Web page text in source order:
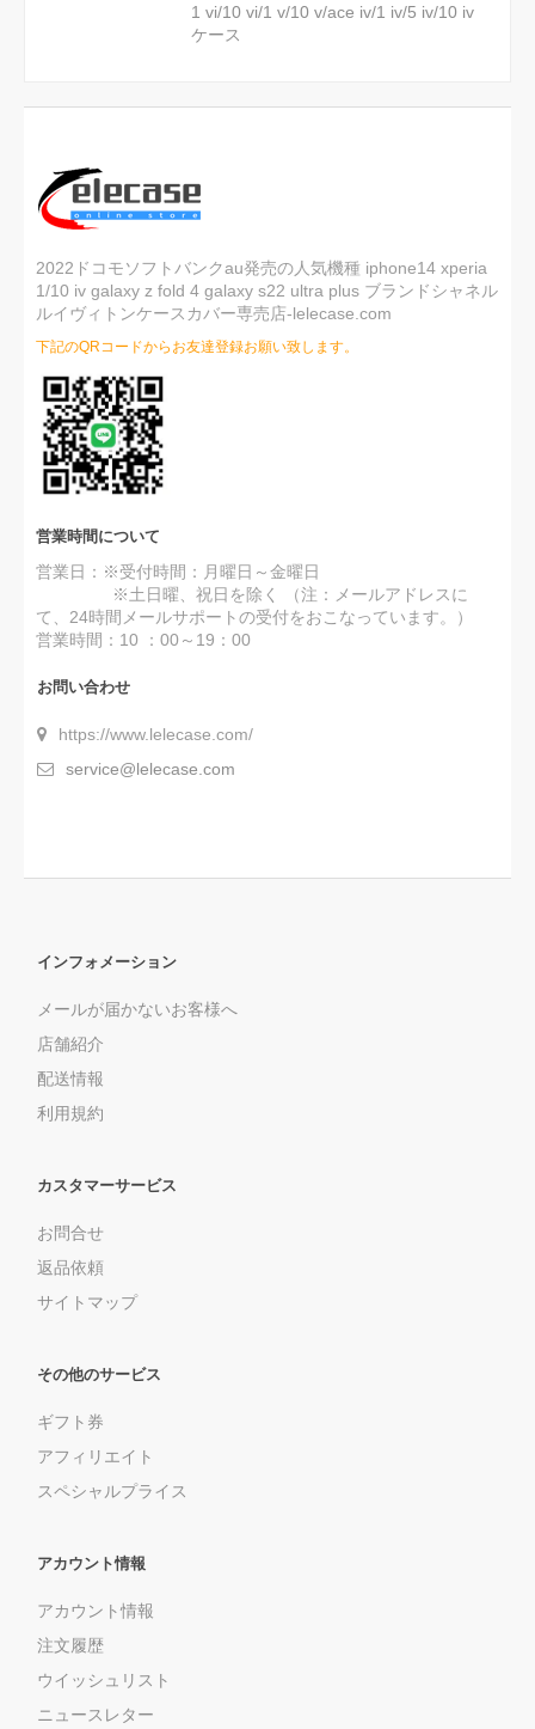
1 vi/10 vi/1 v/10 v/ace iv/1 iv/5 iv/10 iv
ケース
2022ドコモソフトバンクau発売の人気機種 iphone14 xperia
1/10 iv galaxy z fold 4 galaxy s22 ultra plus ブランドシャネル
ルイヴィトンケースカバー専売店-lelecase.com
下記のQRコードからお友達登録お願い致します。
営業時間について
営業日：※受付時間：月曜日～金曜日
※土日曜、祝日を除く （注：メールアドレスに
て、24時間メールサポートの受付をおこなっています。）
営業時間：10 ：00～19：00
お問い合わせ
https://www.lelecase.com/
service@lelecase.com
インフォメーション
メールが届かないお客様へ
店舗紹介
配送情報
利用規約
カスタマーサービス
お問合せ
返品依頼
サイトマップ
その他のサービス
ギフト券
アフィリエイト
スペシャルプライス
アカウント情報
アカウント情報
注文履歴
ウイッシュリスト
ニュースレター